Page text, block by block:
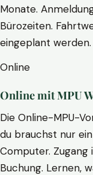
Monate.
Bürozeiten.
eingeplant werden.
Online
Online mit MPU
Die Online-MPU-
du brauchst nur
Computer.
Buchung. Lernen,